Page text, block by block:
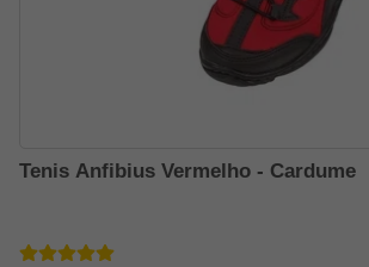
Tenis Anfibius Vermelho - Cardume